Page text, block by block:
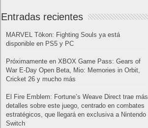
Entradas recientes
MARVEL Tōkon: Fighting Souls ya está
disponible en PS5 y PC
Próximamente en XBOX Game Pass: Gears of
War E-Day Open Beta, Mio: Memories in Orbit,
Cricket 26 y mucho más
El Fire Emblem: Fortune’s Weave Direct trae más
detalles sobre este juego, centrado en combates
estratégicos, que llegará en exclusiva a Nintendo
Switch